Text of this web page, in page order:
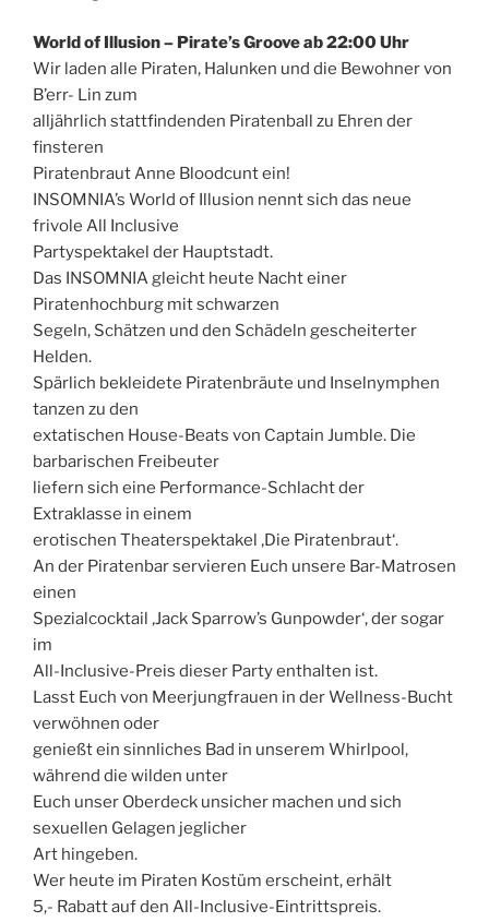
World of Illusion – Pirate’s Groove ab 22:00 Uhr
Wir laden alle Piraten, Halunken und die Bewohner von
B’err- Lin zum
alljährlich stattfindenden Piratenball zu Ehren der
finsteren
Piratenbraut Anne Bloodcunt ein!
INSOMNIA’s World of Illusion nennt sich das neue
frivole All Inclusive
Partyspektakel der Hauptstadt.
Das INSOMNIA gleicht heute Nacht einer
Piratenhochburg mit schwarzen
Segeln, Schätzen und den Schädeln gescheiterter
Helden.
Spärlich bekleidete Piratenbräute und Inselnymphen
tanzen zu den
extatischen House-Beats von Captain Jumble. Die
barbarischen Freibeuter
liefern sich eine Performance-Schlacht der
Extraklasse in einem
erotischen Theaterspektakel ‚Die Piratenbraut‘.
An der Piratenbar servieren Euch unsere Bar-Matrosen
einen
Spezialcocktail ‚Jack Sparrow’s Gunpowder‘, der sogar
im
All-Inclusive-Preis dieser Party enthalten ist.
Lasst Euch von Meerjungfrauen in der Wellness-Bucht
verwöhnen oder
genießt ein sinnliches Bad in unserem Whirlpool,
während die wilden unter
Euch unser Oberdeck unsicher machen und sich
sexuellen Gelagen jeglicher
Art hingeben.
Wer heute im Piraten Kostüm erscheint, erhält
5,- Rabatt auf den All-Inclusive-Eintrittspreis.